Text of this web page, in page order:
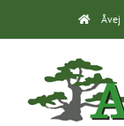
content
Åvej